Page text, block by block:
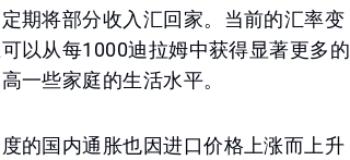
期将部分收入汇回家。当前的汇率变
以从每1000迪拉姆中获得显著更多的
一些家庭的生活水平。
的国内通胀也因进口价格上涨而上升